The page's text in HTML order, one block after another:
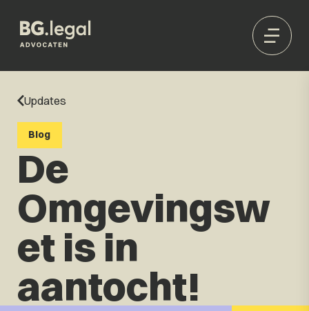
Updates
Blog
De
Omgevingsw
et is in
aantocht!